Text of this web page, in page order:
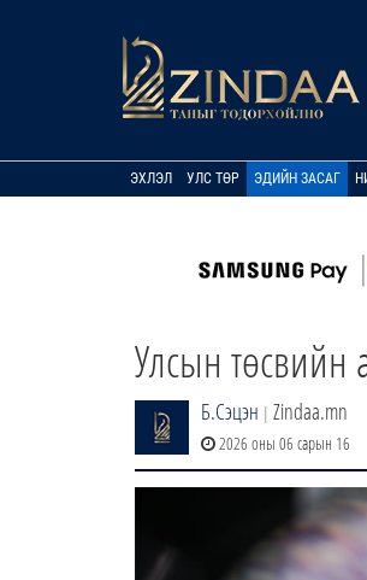
ЭХЛЭЛ УЛС ТӨР ЭДИЙН ЗАСАГ
Улсын төсвийн
Б.Сэцэн | Zindaa.mn
2026 оны 06 сарын 16